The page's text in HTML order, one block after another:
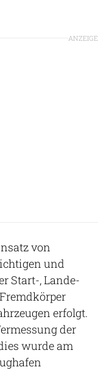
ANZEIGE
von
und
Start-, Lande-
erfolgt.
der
wurde am